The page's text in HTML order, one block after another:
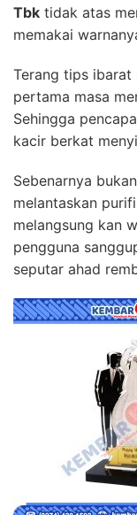
Tbk tidak atas
memakai
Terang tips ibarat
pertama masa
Sehingga
kacir berkat
Sebenarnya
melantaskan
melangsung kan
pengguna
seputar ahad